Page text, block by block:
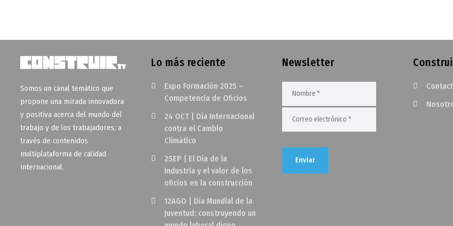
Somos un canal temático que
propone una mirada innovadora
y positiva acerca del mundo del
trabajo y de los trabajadores, a
través de contenidos
multiplataforma de calidad
internacional.
Lo más reciente
Expo Formación 2025 –
Competencia de Oficios
24 OCT | Día Internacional
contra el Cambio
Climático
2SEP | El Día de la
Industria y el valor de los
oficios en la construcción
12AGO | Día Mundial de la
Juventud: construyendo un
Newsletter